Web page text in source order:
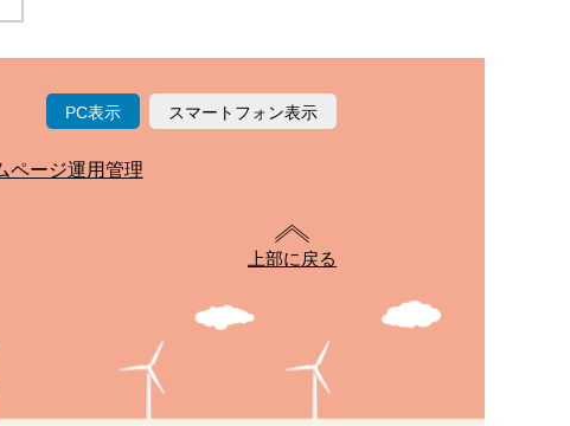
PC表示 スマートフォン表示
上部に戻る
ページ運用管理